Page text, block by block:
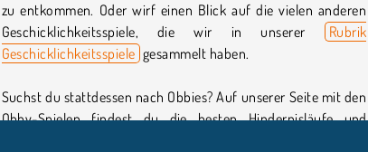
zu entkommen. Oder wirf einen Blick auf die vielen anderen
Geschicklichkeitsspiele, die wir in unserer
Rubrik
Geschicklichkeitsspiele gesammelt haben.
Suchst du stattdessen nach Obbies? Auf unserer Seite mit den
Obby-Spielen findest du die besten Hindernisläufe und